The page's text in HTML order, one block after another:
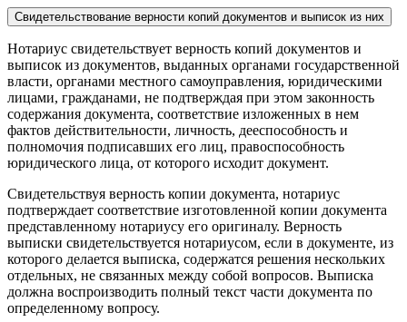
Свидетельствование верности копий документов и выписок из них
Нотариус свидетельствует верность копий документов и
выписок из документов, выданных органами государственной
власти, органами местного самоуправления, юридическими
лицами, гражданами, не подтверждая при этом законность
содержания документа, соответствие изложенных в нем
фактов действительности, личность, дееспособность и
полномочия подписавших его лиц, правоспособность
юридического лица, от которого исходит документ.
Свидетельствуя верность копии документа, нотариус
подтверждает соответствие изготовленной копии документа
представленному нотариусу его оригиналу. Верность
выписки свидетельствуется нотариусом, если в документе, из
которого делается выписка, содержатся решения нескольких
отдельных, не связанных между собой вопросов. Выписка
должна воспроизводить полный текст части документа по
определенному вопросу.